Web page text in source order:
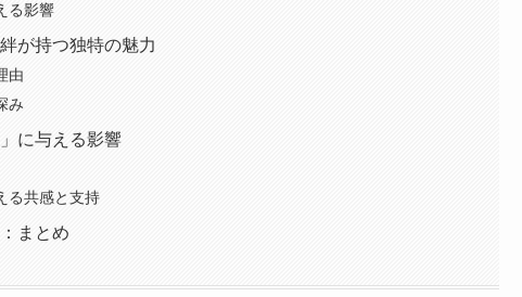
る影響
が持つ独特の魅力
由
み
に与える影響
る共感と支持
まとめ